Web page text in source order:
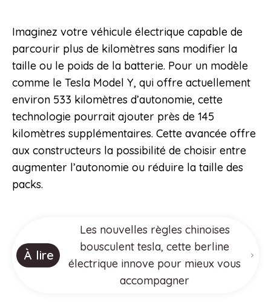
Imaginez votre véhicule électrique capable de
parcourir plus de kilomètres sans modifier la
taille ou le poids de la batterie. Pour un modèle
comme le Tesla Model Y, qui offre actuellement
environ 533 kilomètres d’autonomie, cette
technologie pourrait ajouter près de 145
kilomètres supplémentaires. Cette avancée offre
aux constructeurs la possibilité de choisir entre
augmenter l’autonomie ou réduire la taille des
packs.
À lire
Les nouvelles règles chinoises
bousculent tesla, cette berline
électrique innove pour mieux vous
accompagner